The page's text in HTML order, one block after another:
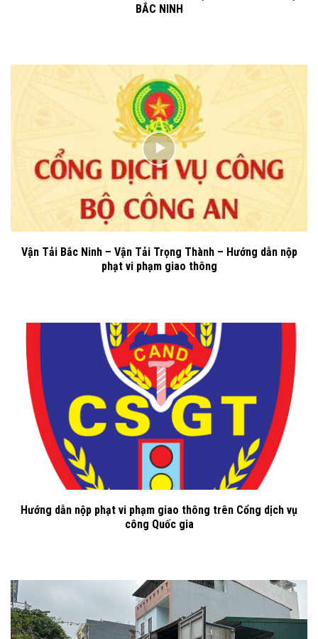
BẮC NINH
Vận Tải Bắc Ninh – Vận Tải Trọng Thành – Hướng dẫn nộp
phạt vi phạm giao thông
Hướng dẫn nộp phạt vi phạm giao thông trên Cổng dịch vụ
công Quốc gia